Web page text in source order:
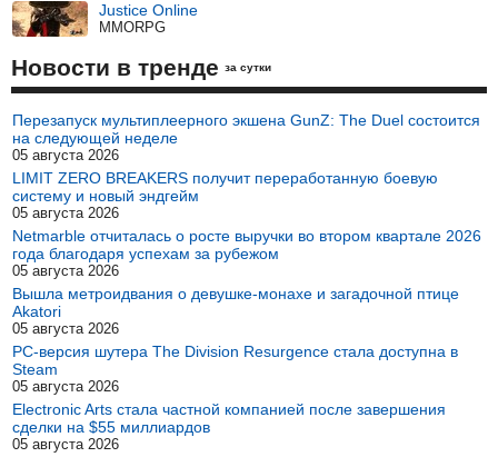
Justice Online
MMORPG
Новости в тренде за сутки
Перезапуск мультиплеерного экшена GunZ: The Duel состоится
на следующей неделе
05 августа 2026
LIMIT ZERO BREAKERS получит переработанную боевую
систему и новый эндгейм
05 августа 2026
Netmarble отчиталась о росте выручки во втором квартале 2026
года благодаря успехам за рубежом
05 августа 2026
Вышла метроидвания о девушке-монахе и загадочной птице
Akatori
05 августа 2026
PC-версия шутера The Division Resurgence стала доступна в
Steam
05 августа 2026
Electronic Arts стала частной компанией после завершения
сделки на $55 миллиардов
05 августа 2026